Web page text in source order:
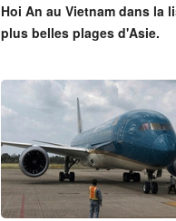
Hoi An au Vietnam dans la
plus belles plages d'Asie.